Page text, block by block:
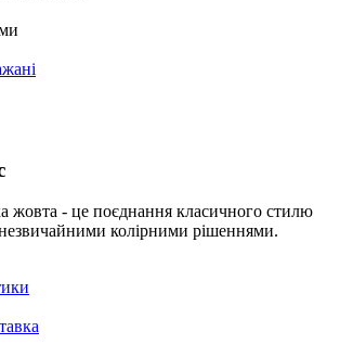
жовта - це поєднання класичного стилю
колірними рішеннями.